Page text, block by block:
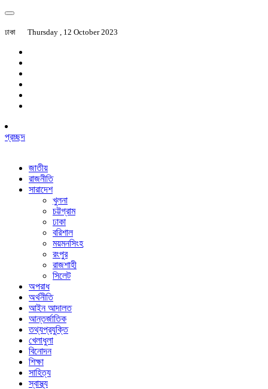
ঢাকা Thursday , 12 October 2023
প্রচ্ছদ
জাতীয়
রাজনীতি
সারাদেশ
খুলনা
চট্টগ্রাম
ঢাকা
বরিশাল
ময়মনসিংহ
রংপুর
রাজশাহী
সিলেট
অপরাধ
অর্থনীতি
আইন আদালত
আন্তর্জাতিক
তথ্যপ্রযুক্তি
খেলাধুলা
বিনোদন
শিক্ষা
সাহিত্য
স্বাস্থ্য